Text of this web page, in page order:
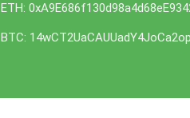
ETH:
BTC: